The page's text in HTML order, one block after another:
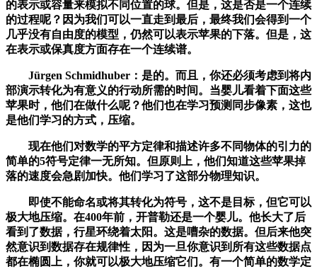
的表示或容量来模拟不同位置的球。但是，这是否是一个连续
的过程呢？因为我们可以一直走到最后，最终我们会得到一个
几乎没有自由度的模型，仍然可以表示苹果的下落。但是，这
在表示或保真度方面存在一个连续谱。
Jürgen Schmidhuber：是的。而且，你还必须考虑到将内
部演示转化为有意义的行动所需的时间。当婴儿看着下面这些
苹果时，他们在做什么呢？他们也在学习预测同步像素，这也
是他们学习的方式，压缩。
现在他们对数学的平方定律和描述许多不同物体的引力的
简单的5符号定律一无所知。但原则上，他们知道这些苹果掉
落的速度会急剧加快。他们学习了这部分物理知识。
即使不能命名或将其转化为符号，这不是目标，但它可以
极大地压缩。在400年前，开普勒还是一个婴儿。他长大了后
看到了数据，行星环绕着太阳。这是嘈杂的数据。但后来他突
然意识到数据存在规律性，因为一旦你意识到所有这些数据点
都在椭圆上，你就可以极大地压缩它们。有一个简单的数学定